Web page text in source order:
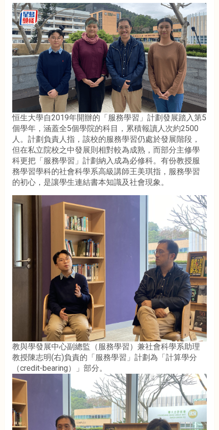
恒生大學自2019年開辦的「服務學習」計劃發展踏入第5
個學年，涵蓋全5個學院的科目，累積報讀人次約2500
人。計劃負責人指，該校的服務學習仍處於發展階段，
但在私立院校之中發展則相對較為成熟，而部分主修學
科更把「服務學習」計劃納入成為必修科。有份教授服
務學習學科的社會科學系高級講師王美琪指，服務學習
的初心，是讓學生連結書本知識及社會現象。
教與學發展中心副總監（服務學習）兼社會科學系助理
教授陳志明(右)負責的「服務學習」計劃為「計算學分
（credit-bearing）」部分。